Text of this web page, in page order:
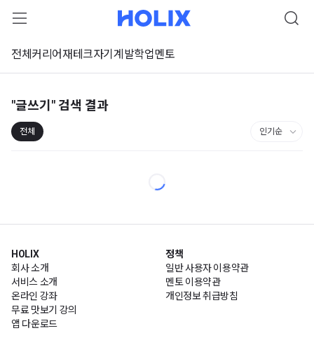
전체 커리어재테크자기계발학업멘토
"글쓰기" 검색 결과
전체
HOLIX
회사 소개
서비스 소개
온라인 강좌
무료 맛보기 강의
앱 다운로드
정책
일반 사용자 이용약관
멘토 이용약관
개인정보 취급방침